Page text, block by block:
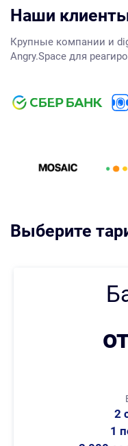
Наши
Крупные компании и
Angry.Space для
Выберите
2
1